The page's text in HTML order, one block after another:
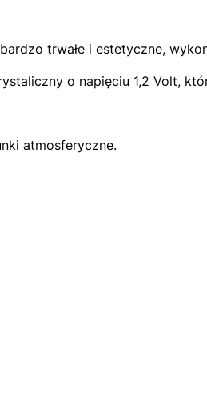
trwałe i estetyczne,
o napięciu 1,2 Volt,
atmosferyczne.